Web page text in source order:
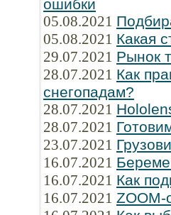
ошибки
05.08.2021
05.08.2021 Какая
29.07.2021 Рынок
28.07.2021 Как
снегопадам?
28.07.2021
28.07.2021
23.07.2021
16.07.2021
16.07.2021 Как
16.07.2021 ZOOM-